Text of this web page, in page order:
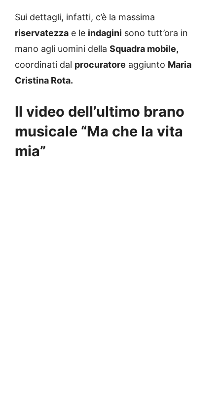
Sui dettagli, infatti, c’è la massima
riservatezza e le indagini sono tutt’ora in
mano agli uomini della Squadra mobile,
coordinati dal procuratore aggiunto Maria
Cristina Rota.
Il video dell’ultimo brano
musicale “Ma che la vita
mia”